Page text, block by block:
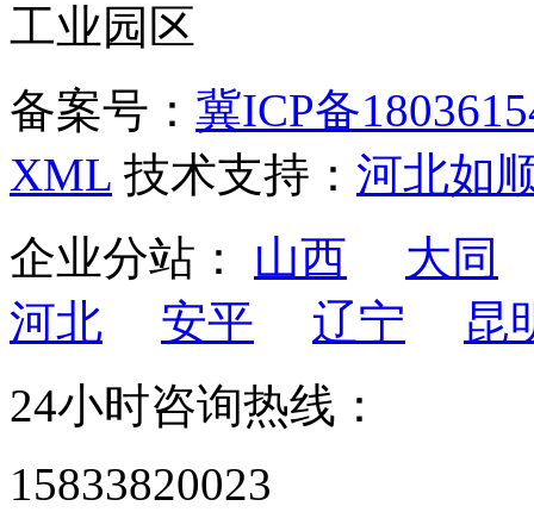
工业园区
备案号： 冀ICP备
XML 技术支持： 河北如
企业分站： 山西
大同
河北
安平 辽宁
昆
24小时咨询热线：
15833820023